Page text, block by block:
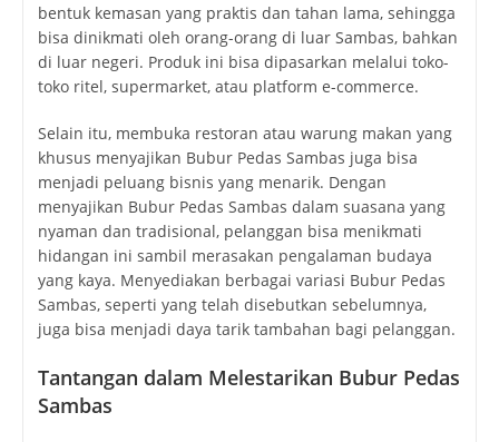
bentuk kemasan yang praktis dan tahan lama, sehingga
bisa dinikmati oleh orang-orang di luar Sambas, bahkan
di luar negeri. Produk ini bisa dipasarkan melalui toko-
toko ritel, supermarket, atau platform e-commerce.
Selain itu, membuka restoran atau warung makan yang
khusus menyajikan Bubur Pedas Sambas juga bisa
menjadi peluang bisnis yang menarik. Dengan
menyajikan Bubur Pedas Sambas dalam suasana yang
nyaman dan tradisional, pelanggan bisa menikmati
hidangan ini sambil merasakan pengalaman budaya
yang kaya. Menyediakan berbagai variasi Bubur Pedas
Sambas, seperti yang telah disebutkan sebelumnya,
juga bisa menjadi daya tarik tambahan bagi pelanggan.
Tantangan dalam Melestarikan Bubur Pedas
Sambas